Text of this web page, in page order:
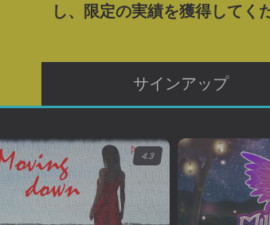
4.3
し、限定の実績を獲得してく
サインアップ